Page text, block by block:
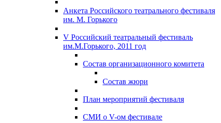
Анкета Российского театрального фестиваля
им. М. Горького
V Российский театральный фестиваль
им.М.Горького, 2011 год
Состав организационного комитета
Состав жюри
План мероприятий фестиваля
СМИ о V-ом фестивале